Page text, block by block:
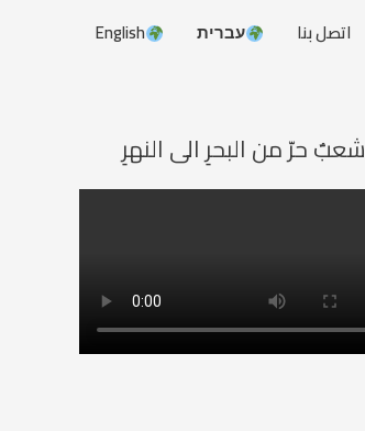
اتصل بنا עברית English
شعبٌ حرّ من البحرِ الى النهرِ